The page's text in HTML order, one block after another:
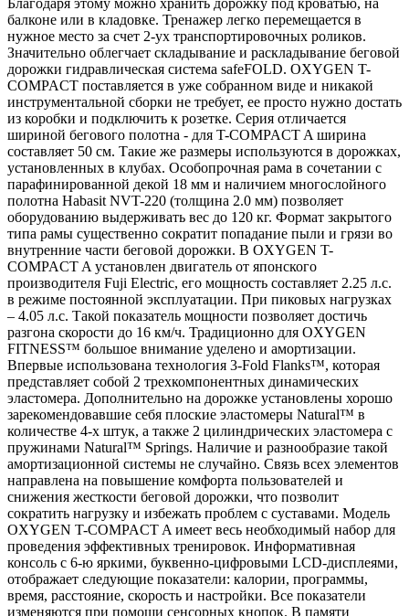
Благодаря этому можно хранить дорожку под кроватью, на
балконе или в кладовке. Тренажер легко перемещается в
нужное место за счет 2-ух транспортировочных роликов.
Значительно облегчает складывание и раскладывание беговой
дорожки гидравлическая система safeFOLD. OXYGEN T-
COMPACT поставляется в уже собранном виде и никакой
инструментальной сборки не требует, ее просто нужно достать
из коробки и подключить к розетке. Серия отличается
шириной бегового полотна - для T-COMPACT A ширина
составляет 50 см. Такие же размеры используются в дорожках,
установленных в клубах. Особопрочная рама в сочетании с
парафинированной декой 18 мм и наличием многослойного
полотна Habasit NVT-220 (толщина 2.0 мм) позволяет
оборудованию выдерживать вес до 120 кг. Формат закрытого
типа рамы существенно сократит попадание пыли и грязи во
внутренние части беговой дорожки. В OXYGEN T-
COMPACT A установлен двигатель от японского
производителя Fuji Electric, его мощность составляет 2.25 л.с.
в режиме постоянной эксплуатации. При пиковых нагрузках
– 4.05 л.с. Такой показатель мощности позволяет достичь
разгона скорости до 16 км/ч. Традиционно для OXYGEN
FITNESS™ большое внимание уделено и амортизации.
Впервые использована технология 3-Fold Flanks™, которая
представляет собой 2 трехкомпонентных динамических
эластомера. Дополнительно на дорожке установлены хорошо
зарекомендовавшие себя плоские эластомеры Natural™ в
количестве 4-х штук, а также 2 цилиндрических эластомера с
пружинами Natural™ Springs. Наличие и разнообразие такой
амортизационной системы не случайно. Связь всех элементов
направлена на повышение комфорта пользователей и
снижения жесткости беговой дорожки, что позволит
сократить нагрузку и избежать проблем с суставами. Модель
OXYGEN T-COMPACT A имеет весь необходимый набор для
проведения эффективных тренировок. Информативная
консоль с 6-ю яркими, буквенно-цифровыми LCD-дисплеями,
отображает следующие показатели: калории, программы,
время, расстояние, скорость и настройки. Все показатели
изменяются при помощи сенсорных кнопок. В памяти